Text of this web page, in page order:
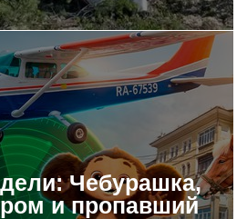
Чебурашка,
и пропавший